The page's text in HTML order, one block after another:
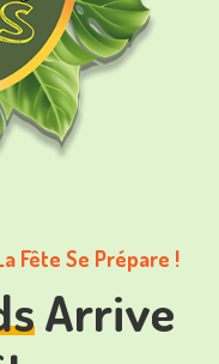
Fête Se Prépare !
Arrive